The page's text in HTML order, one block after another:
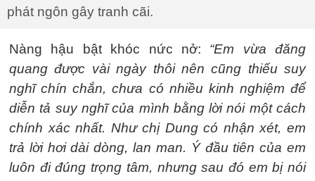
phát ngôn gây tranh cãi.
Nàng hậu bật khóc nức nở: “Em vừa đăng
quang được vài ngày thôi nên cũng thiếu suy
nghĩ chín chắn, chưa có nhiều kinh nghiệm để
diễn tả suy nghĩ của mình bằng lời nói một cách
chính xác nhất. Như chị Dung có nhận xét, em
trả lời hơi dài dòng, lan man. Ý đầu tiên của em
luôn đi đúng trọng tâm, nhưng sau đó em bị nói